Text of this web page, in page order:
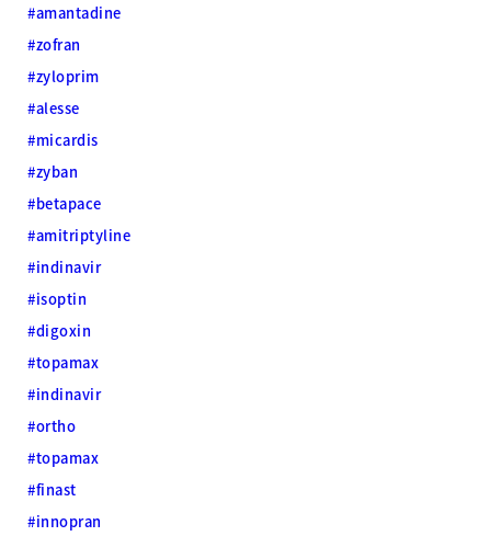
#amantadine
#zofran
#zyloprim
#alesse
#micardis
#zyban
#betapace
#amitriptyline
#indinavir
#isoptin
#digoxin
#topamax
#indinavir
#ortho
#topamax
#finast
#innopran